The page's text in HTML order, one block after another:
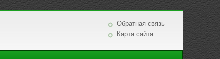
Обратная связь
Карта сайта